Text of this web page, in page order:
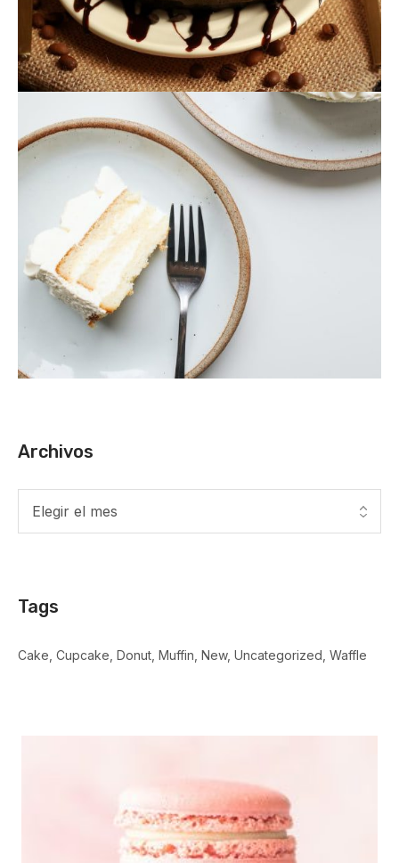
Archivos
Tags
Cake Cupcake Donut Muffin New Uncategorized Waffle